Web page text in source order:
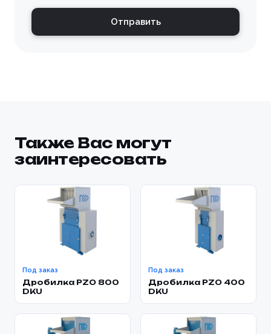
Отправить
Также Вас могут
заинтересовать
Под заказ
Дробилка PZO 800
DKU
Под заказ
Дробилка PZO 400
DKU